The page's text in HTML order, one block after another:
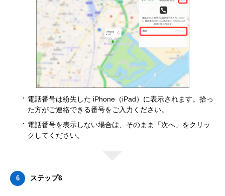
電話番号は紛失した iPhone（iPad）に表示されます。拾っ
た方がご連絡できる番号をご入力ください。
電話番号を表示しない場合は、そのまま「次へ」をクリッ
クしてください。
6 ステップ6